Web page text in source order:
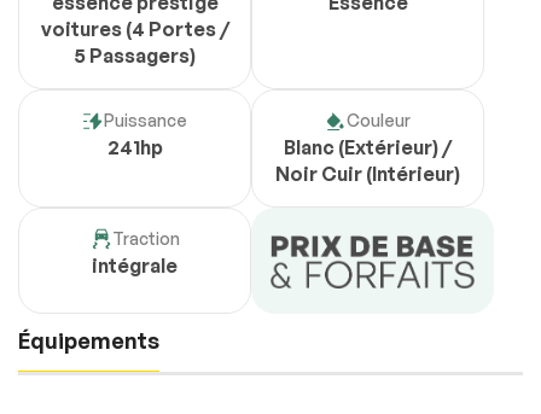
voitures (4 Portes /
5 Passagers)
Puissance
241hp
Couleur
Blanc (Extérieur) /
Noir Cuir (Intérieur)
Traction
intégrale
Équipements